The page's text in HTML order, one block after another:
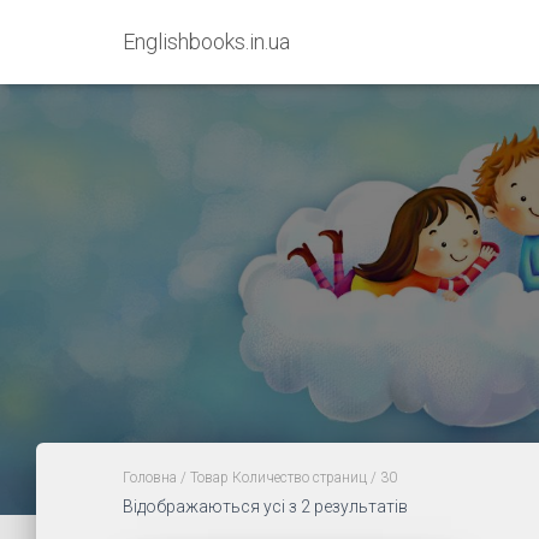
Englishbooks.in.ua
Головна / Товар Количество страниц / 30
Відображаються усі з 2 результатів